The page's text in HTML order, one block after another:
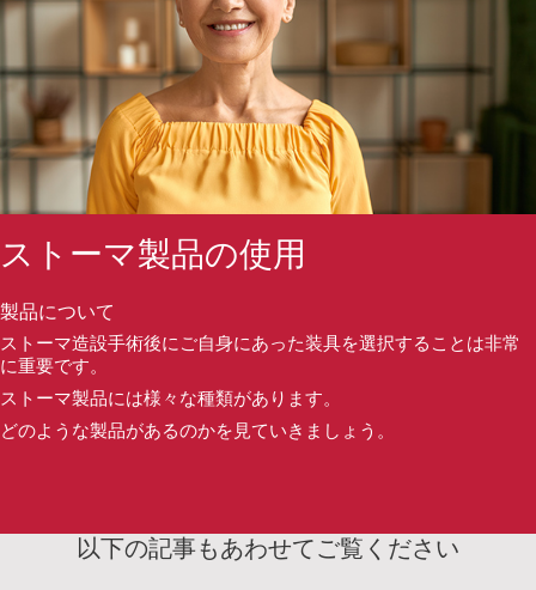
ストーマ製品の使用
製品について
ストーマ造設手術後にご自身にあった装具を選択することは非常
に重要です。
ストーマ製品には様々な種類があります。
どのような製品があるのかを見ていきましょう。
以下の記事もあわせてご覧ください